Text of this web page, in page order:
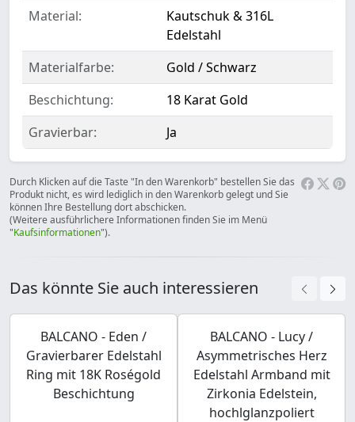
Material:
Kautschuk & 316L
Edelstahl
Materialfarbe:
Gold / Schwarz
Beschichtung:
18 Karat Gold
Gravierbar:
Ja
Durch Klicken auf die Taste "In den Warenkorb" bestellen Sie das
Produkt nicht, es wird lediglich in den Warenkorb gelegt und Sie
können Ihre Bestellung dort abschicken.
(Weitere ausführlichere Informationen finden Sie im Menü
"Kaufsinformationen").
Das könnte Sie auch interessieren
BALCANO - Eden /
Gravierbarer Edelstahl
Ring mit 18K Roségold
Beschichtung
BALCANO - Lucy /
Asymmetrisches Herz
Edelstahl Armband mit
Zirkonia Edelstein,
hochlglanzpoliert